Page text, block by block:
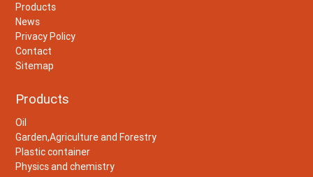
Products
News
Privacy Policy
Contact
Sitemap
Products
Oil
Garden,Agriculture and Forestry
Plastic container
Physics and chemistry